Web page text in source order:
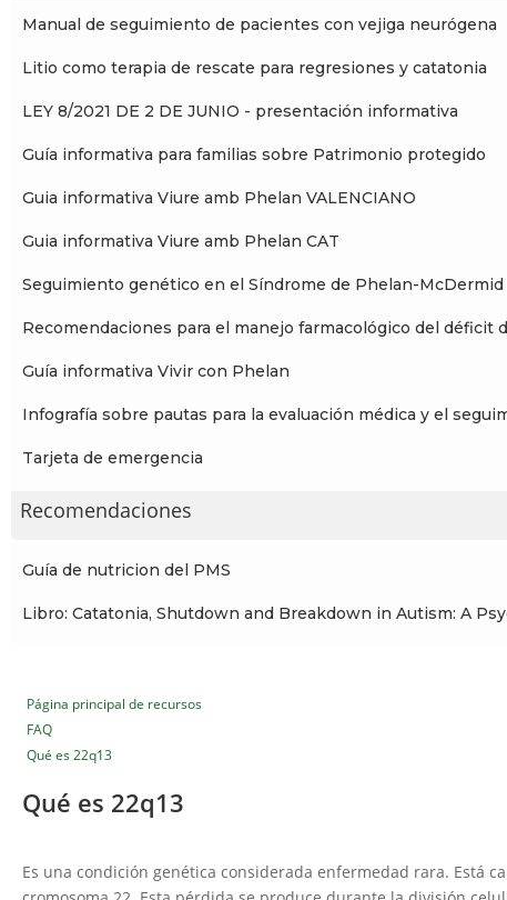
Manual de seguimiento de pacientes con vejiga neurógena
Litio como terapia de rescate para regresiones y catatonia
LEY 8/2021 DE 2 DE JUNIO - presentación informativa
Guía informativa para familias sobre Patrimonio protegido
Guia informativa Viure amb Phelan VALENCIANO
Guia informativa Viure amb Phelan CAT
Seguimiento genético en el Síndrome de Phelan-McDermid
Recomendaciones para el manejo farmacológico del déficit
Guía informativa Vivir con Phelan
Infografía sobre pautas para la evaluación médica y el
Tarjeta de emergencia
Recomendaciones
Guía de nutricion del PMS
Libro: Catatonia, Shutdown and Breakdown in Autism: A
Página principal de recursos
FAQ
Qué es 22q13
Qué es 22q13
Es una condición genética considerada enfermedad rara. Está